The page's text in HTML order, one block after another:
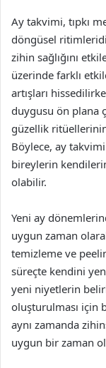
Ay takvimi, tıpkı
döngüsel
zihin sağlığını
üzerinde farklı
artışları
duygusu ön plana
güzellik
Böylece, ay
bireylerin
olabilir.
Yeni ay
uygun zaman
temizleme ve
süreçte kendini
yeni niyetlerin
oluşturulması için
aynı zamanda
uygun bir zaman